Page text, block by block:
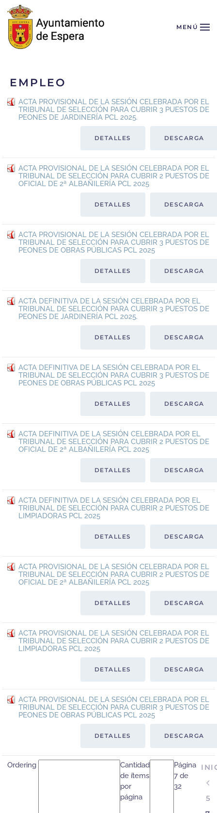
Skip to main content MENÚ
EMPLEO
ACTA PROVISIONAL DE LA SESIÓN CELEBRADA POR EL
TRIBUNAL DE SELECCIÓN PARA CUBRIR 3 PUESTOS DE
PEONES DE JARDINERÍA PCL 2025.
DESCARGA
DETALLES
ACTA PROVISIONAL DE LA SESIÓN CELEBRADA POR EL
TRIBUNAL DE SELECCIÓN PARA CUBRIR 2 PUESTOS DE
OFICIAL DE 2ª ALBAÑILERÍA PCL 2025
DESCARGA
DETALLES
ACTA PROVISIONAL DE LA SESIÓN CELEBRADA POR EL
TRIBUNAL DE SELECCIÓN PARA CUBRIR 3 PUESTOS DE
PEONES DE OBRAS PÚBLICAS PCL 2025
DESCARGA
DETALLES
ACTA DEFINITIVA DE LA SESIÓN CELEBRADA POR EL
TRIBUNAL DE SELECCIÓN PARA CUBRIR 3 PUESTOS DE
PEONES DE JARDINERÍA PCL 2025.
DESCARGA
DETALLES
ACTA DEFINITIVA DE LA SESIÓN CELEBRADA POR EL
TRIBUNAL DE SELECCIÓN PARA CUBRIR 3 PUESTOS DE
PEONES DE OBRAS PÚBLICAS PCL 2025
DESCARGA
DETALLES
ACTA DEFINITIVA DE LA SESIÓN CELEBRADA POR EL
TRIBUNAL DE SELECCIÓN PARA CUBRIR 2 PUESTOS DE
OFICIAL DE 2ª ALBAÑILERÍA PCL 2025
DESCARGA
DETALLES
ACTA DEFINITIVA DE LA SESIÓN CELEBRADA POR EL
TRIBUNAL DE SELECCIÓN PARA CUBRIR 2 PUESTOS DE
LIMPIADORAS PCL 2025
DESCARGA
DETALLES
ACTA PROVISIONAL DE LA SESIÓN CELEBRADA POR EL
TRIBUNAL DE SELECCIÓN PARA CUBRIR 2 PUESTOS DE
OFICIAL DE 2ª ALBAÑILERÍA PCL 2025
DESCARGA
DETALLES
ACTA PROVISIONAL DE LA SESIÓN CELEBRADA POR EL
TRIBUNAL DE SELECCIÓN PARA CUBRIR 2 PUESTOS DE
LIMPIADORAS PCL 2025
DESCARGA
DETALLES
ACTA PROVISIONAL DE LA SESIÓN CELEBRADA POR EL
TRIBUNAL DE SELECCIÓN PARA CUBRIR 3 PUESTOS DE
PEONES DE OBRAS PÚBLICAS PCL 2025
DESCARGA
DETALLES
Ordering
Cantidad
de ítems
por
página
Página
7 de
32
5